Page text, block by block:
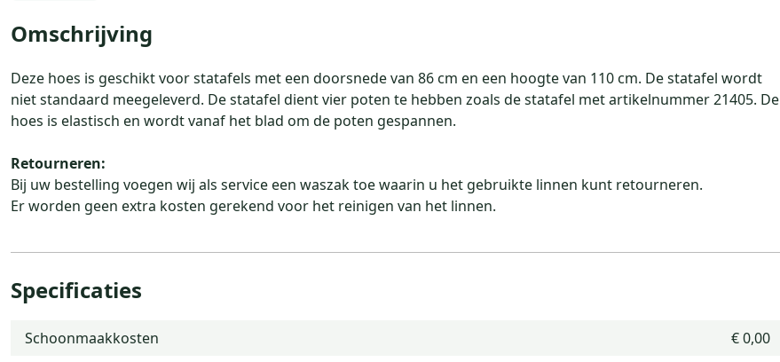
Omschrijving
Deze hoes is geschikt voor statafels met een doorsnede van 86 cm en een hoogte van 110 cm. De statafel wordt
niet standaard meegeleverd. De statafel dient vier poten te hebben zoals de statafel met artikelnummer 21405. De
hoes is elastisch en wordt vanaf het blad om de poten gespannen.
Retourneren:
Bij uw bestelling voegen wij als service een waszak toe waarin u het gebruikte linnen kunt retourneren.
Er worden geen extra kosten gerekend voor het reinigen van het linnen.
Specificaties
Schoonmaakkosten
€ 0,00